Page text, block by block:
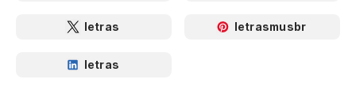
letras letrasmusbr
letras